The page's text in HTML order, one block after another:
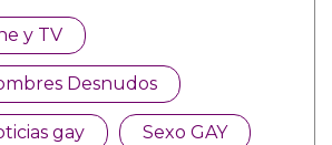
y TV
Desnudos
gay Sexo GAY